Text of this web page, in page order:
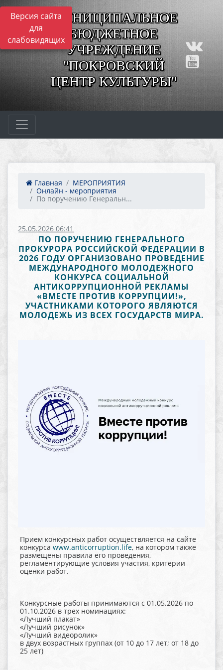
Версия сайта
для
слабовидящих
МУНИЦИПАЛЬНОЕ
БЮДЖЕТНОЕ
УЧРЕЖДЕНИЕ
"ПОКРОВСКИЙ
ЦЕНТР КУЛЬТУРЫ"
Главная
МЕРОПРИЯТИЯ
Онлайн - мероприятия
По поручению Генеральн...
25.05.2026 06:41
ПО ПОРУЧЕНИЮ ГЕНЕРАЛЬНОГО
ПРОКУРОРА РОССИЙСКОЙ ФЕДЕРАЦИИ В
2026 ГОДУ ОРГАНИЗОВАНО ПРОВЕДЕНИЕ
МЕЖДУНАРОДНОГО МОЛОДЕЖНОГО
КОНКУРСА СОЦИАЛЬНОЙ
АНТИКОРРУПЦИОННОЙ РЕКЛАМЫ
«ВМЕСТЕ ПРОТИВ КОРРУПЦИИ!»,
УЧАСТНИКАМИ КОТОРОГО ЯВЛЯЮТСЯ
МОЛОДЕЖЬ ИЗ ВСЕХ ГОСУДАРСТВ МИРА.
Прием конкурсных работ осуществляется на сайте
конкурса www.anticorruption.life, на котором также
размещены правила его проведения,
регламентирующие условия участия, критерии
оценки работ.
Конкурсные работы принимаются с 01.05.2026 по
01.10.2026 в трех номинациях:
«Лучший плакат»
«Лучший рисунок»
«Лучший видеоролик»
в двух возрастных группах (от 10 до 17 лет; от 18 до
25 лет)